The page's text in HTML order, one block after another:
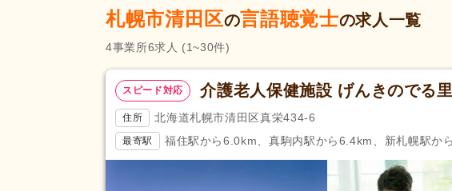
看護休暇(4)
給与・手当
福利厚生
賞与あり
住宅手当(2) 資格取得
人事評価制度あり(5)
再雇用制度あり(3) 副業可(1)
自転車通
札幌市清田区の言語聴覚士の求人一覧
4事業所6求人 (1~30件)
スピード対応 介護老人保健施設 げんきのでる
住所 北海道札幌市清田区真栄434-6
最寄駅 福住駅から6.0km、真駒内駅から6.4km、新札幌駅か